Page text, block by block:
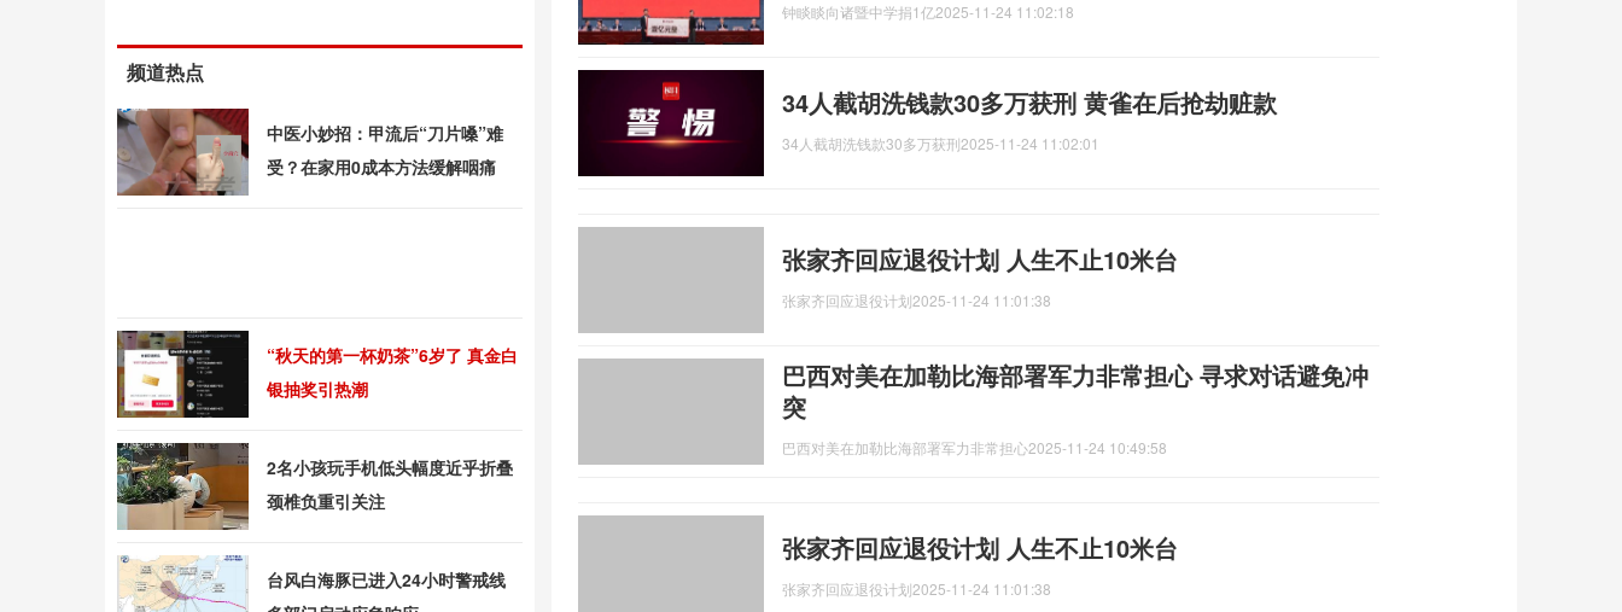
钟睒睒向诸暨中学捐1亿2025-11-24 11:02:18
34人截胡洗钱款30多万获刑 黄雀在后抢劫赃款
34人截胡洗钱款30多万获刑2025-11-24 11:02:01
张家齐回应退役计划 人生不止10米台
张家齐回应退役计划2025-11-24 11:01:38
巴西对美在加勒比海部署军力非常担心 寻求对话避免冲
突
巴西对美在加勒比海部署军力非常担心2025-11-24 10:49:58
张家齐回应退役计划 人生不止10米台
张家齐回应退役计划2025-11-24 11:01:38
频道热点
中医小妙招：甲流后“刀片嗓”难
受？在家用0成本方法缓解咽痛
“秋天的第一杯奶茶”6岁了 真金白
银抽奖引热潮
2名小孩玩手机低头幅度近乎折叠
颈椎负重引关注
台风白海豚已进入24小时警戒线